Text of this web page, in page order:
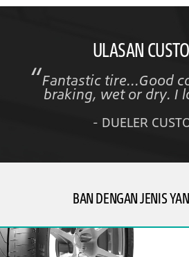
ULASAN
Fantastic tire...Good
braking, wet or dry. I
- DUELER
BAN DENGAN JENIS